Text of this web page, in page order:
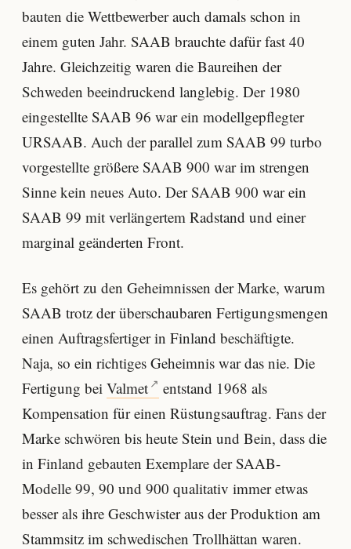
bauten die Wettbewerber auch damals schon in
einem guten Jahr. SAAB brauchte dafür fast 40
Jahre. Gleichzeitig waren die Baureihen der
Schweden beeindruckend langlebig. Der 1980
eingestellte SAAB 96 war ein modellgepflegter
URSAAB. Auch der parallel zum SAAB 99 turbo
vorgestellte größere SAAB 900 war im strengen
Sinne kein neues Auto. Der SAAB 900 war ein
SAAB 99 mit verlängertem Radstand und einer
marginal geänderten Front.
Es gehört zu den Geheimnissen der Marke, warum
SAAB trotz der überschaubaren Fertigungsmengen
einen Auftragsfertiger in Finland beschäftigte.
Naja, so ein richtiges Geheimnis war das nie. Die
Fertigung bei Valmet
entstand 1968 als
Kompensation für einen Rüstungsauftrag. Fans der
Marke schwören bis heute Stein und Bein, dass die
in Finland gebauten Exemplare der SAAB-
Modelle 99, 90 und 900 qualitativ immer etwas
besser als ihre Geschwister aus der Produktion am
Stammsitz im schwedischen Trollhättan waren.